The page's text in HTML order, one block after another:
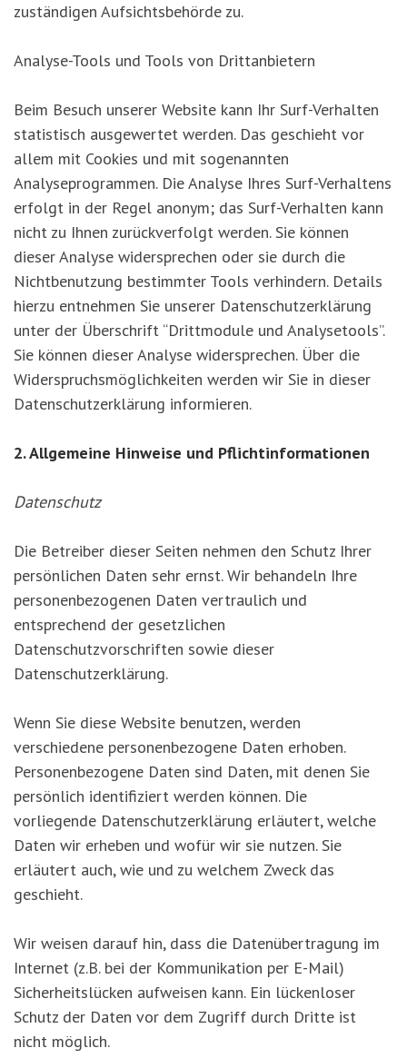
zuständigen Aufsichtsbehörde zu.
Analyse-Tools und Tools von Drittanbietern
Beim Besuch unserer Website kann Ihr Surf-Verhalten
statistisch ausgewertet werden. Das geschieht vor
allem mit Cookies und mit sogenannten
Analyseprogrammen. Die Analyse Ihres Surf-Verhaltens
erfolgt in der Regel anonym; das Surf-Verhalten kann
nicht zu Ihnen zurückverfolgt werden. Sie können
dieser Analyse widersprechen oder sie durch die
Nichtbenutzung bestimmter Tools verhindern. Details
hierzu entnehmen Sie unserer Datenschutzerklärung
unter der Überschrift “Drittmodule und Analysetools”.
Sie können dieser Analyse widersprechen. Über die
Widerspruchsmöglichkeiten werden wir Sie in dieser
Datenschutzerklärung informieren.
2. Allgemeine Hinweise und Pflichtinformationen
Datenschutz
Die Betreiber dieser Seiten nehmen den Schutz Ihrer
persönlichen Daten sehr ernst. Wir behandeln Ihre
personenbezogenen Daten vertraulich und
entsprechend der gesetzlichen
Datenschutzvorschriften sowie dieser
Datenschutzerklärung.
Wenn Sie diese Website benutzen, werden
verschiedene personenbezogene Daten erhoben.
Personenbezogene Daten sind Daten, mit denen Sie
persönlich identifiziert werden können. Die
vorliegende Datenschutzerklärung erläutert, welche
Daten wir erheben und wofür wir sie nutzen. Sie
erläutert auch, wie und zu welchem Zweck das
geschieht.
Wir weisen darauf hin, dass die Datenübertragung im
Internet (z.B. bei der Kommunikation per E-Mail)
Sicherheitslücken aufweisen kann. Ein lückenloser
Schutz der Daten vor dem Zugriff durch Dritte ist
nicht möglich.